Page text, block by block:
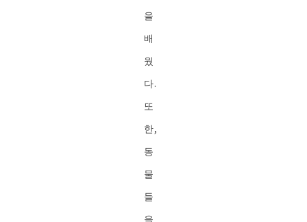
을
배
웠
다.
또
한,
동
물
들
을